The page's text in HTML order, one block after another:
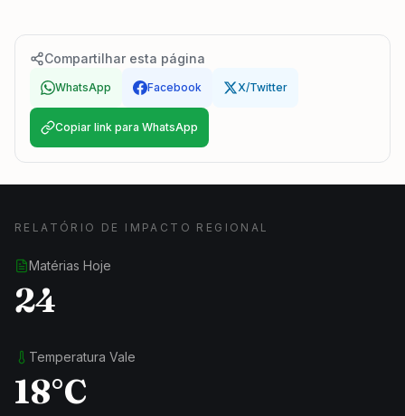
Compartilhar esta página
WhatsApp Facebook X/Twitter
Copiar link para WhatsApp
RELATÓRIO DE IMPACTO REGIONAL
Matérias Hoje
24
Temperatura Vale
18°C